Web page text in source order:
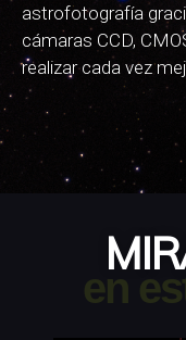
astrofotografía
cámaras CCD,
realizar cada vez
en